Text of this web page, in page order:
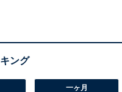
一ヶ月